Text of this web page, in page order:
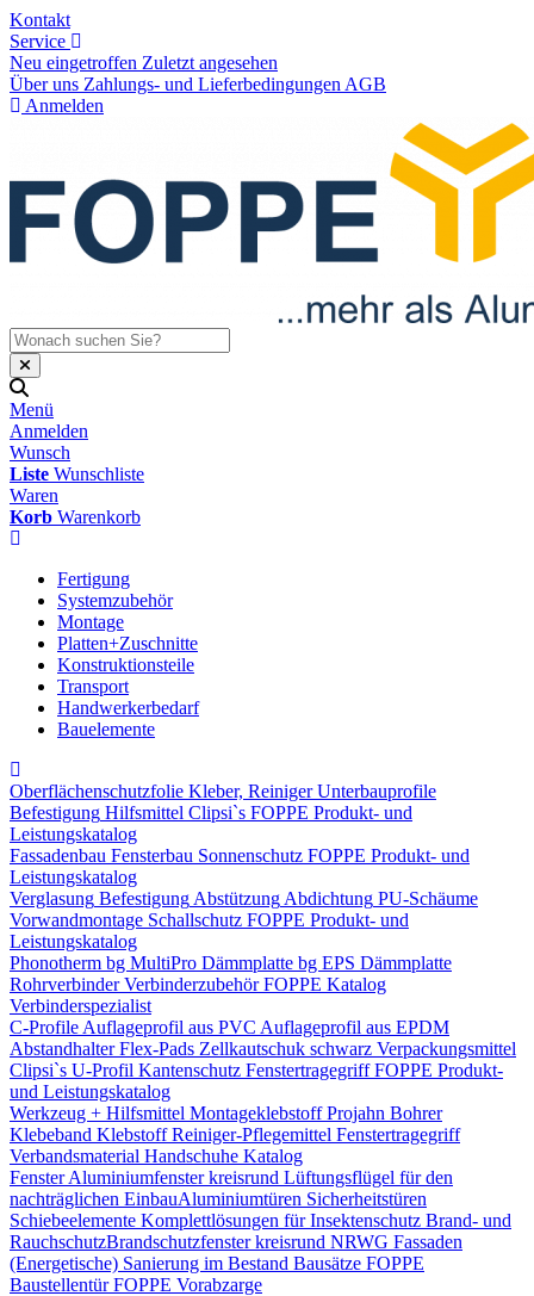
Kontakt
Service
Neu eingetroffen Zuletzt angesehen
Über uns Zahlungs- und Lieferbedingungen AGB
Anmelden
Menü
Anmelden
Wunsch
Liste Wunschliste
Waren
Korb Warenkorb
Fertigung
Systemzubehör
Montage
Platten+Zuschnitte
Konstruktionsteile
Transport
Handwerkerbedarf
Bauelemente
Oberflächenschutzfolie Kleber, Reiniger Unterbauprofile
Befestigung Hilfsmittel Clipsi`s FOPPE Produkt- und
Leistungskatalog
Fassadenbau Fensterbau Sonnenschutz FOPPE Produkt- und
Leistungskatalog
Verglasung Befestigung Abstützung Abdichtung PU-Schäume
Vorwandmontage Schallschutz FOPPE Produkt- und
Leistungskatalog
Phonotherm bg MultiPro Dämmplatte bg EPS Dämmplatte
Rohrverbinder Verbinderzubehör FOPPE Katalog
Verbinderspezialist
C-Profile Auflageprofil aus PVC Auflageprofil aus EPDM
Abstandhalter Flex-Pads Zellkautschuk schwarz Verpackungsmittel
Clipsi`s U-Profil Kantenschutz Fenstertragegriff FOPPE Produkt-
und Leistungskatalog
Werkzeug + Hilfsmittel Montageklebstoff Projahn Bohrer
Klebeband Klebstoff Reiniger-Pflegemittel Fenstertragegriff
Verbandsmaterial Handschuhe Katalog
Fenster Aluminiumfenster kreisrund Lüftungsflügel für den
nachträglichen Einbau​Aluminiumtüren Sicherheitstüren
Schiebeelemente Komplettlösungen für Insektenschutz Brand- und
Rauchschutz​Brandschutzfenster kreisrund NRWG Fassaden
(Energetische) Sanierung im Bestand Bausätze FOPPE
Baustellentür FOPPE Vorabzarge